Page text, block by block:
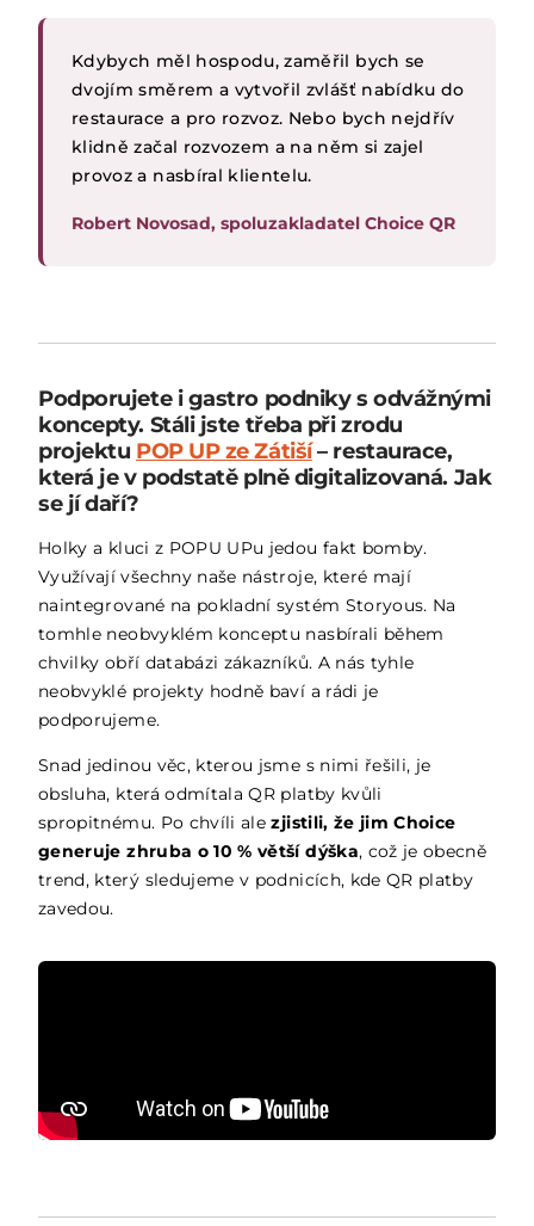
Kdybych měl hospodu, zaměřil bych se
dvojím směrem a vytvořil zvlášť nabídku do
restaurace a pro rozvoz. Nebo bych nejdřív
klidně začal rozvozem a na něm si zajel
provoz a nasbíral klientelu.
Robert Novosad, spoluzakladatel Choice QR
Podporujete i gastro podniky s odvážnými
koncepty. Stáli jste třeba při zrodu
projektu POP UP ze Zátiší– restaurace,
která je v podstatě plně digitalizovaná. Jak
se jí daří?
Holky a kluci z POPU UPu jedou fakt bomby.
Využívají všechny naše nástroje, které mají
naintegrované na pokladní systém Storyous. Na
tomhle neobvyklém konceptu nasbírali během
chvilky obří databázi zákazníků. A nás tyhle
neobvyklé projekty hodně baví a rádi je
podporujeme.
Snad jedinou věc, kterou jsme s nimi řešili, je
obsluha, která odmítala QR platby kvůli
spropitnému. Po chvíli alezjistili, že jim Choice
generuje zhruba o 10 % větší dýška, což je obecně
trend, který sledujeme v podnicích, kde QR platby
zavedou.